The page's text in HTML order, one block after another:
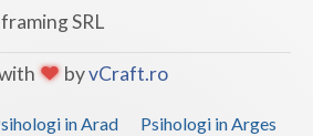
SRL
byvCraft.ro
in Arad
Psihologi in Arges